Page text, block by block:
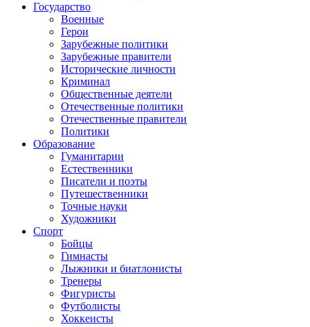
Государство
Военные
Герои
Зарубежные политики
Зарубежные правители
Исторические личности
Криминал
Общественные деятели
Отечественные политики
Отечественные правители
Политики
Образование
Гуманитарии
Естественники
Писатели и поэты
Путешественники
Точные науки
Художники
Спорт
Бойцы
Гимнасты
Лыжники и биатлонисты
Тренеры
Фигуристы
Футболисты
Хоккеисты